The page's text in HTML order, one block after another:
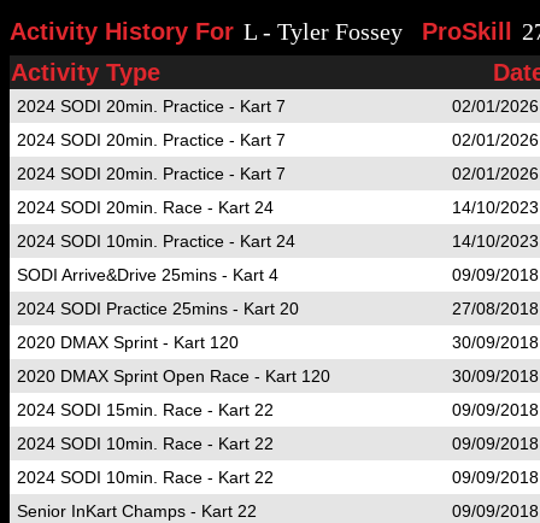
Activity History For L - Tyler Fossey ProSkill
Activity Type
2024 SODI 20min. Practice - Kart 7
02/01/
2024 SODI 20min. Practice - Kart 7
02/01/
2024 SODI 20min. Practice - Kart 7
02/01/
2024 SODI 20min. Race - Kart 24
14/10/
2024 SODI 10min. Practice - Kart 24
14/10/
SODI Arrive&Drive 25mins - Kart 4
09/09/
2024 SODI Practice 25mins - Kart 20
27/08/
2020 DMAX Sprint - Kart 120
30/09/
2020 DMAX Sprint Open Race - Kart 120
30/09/
2024 SODI 15min. Race - Kart 22
09/09/
2024 SODI 10min. Race - Kart 22
09/09/
2024 SODI 10min. Race - Kart 22
09/09/
Senior InKart Champs - Kart 22
09/09/